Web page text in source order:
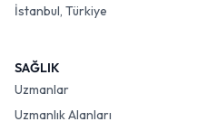
İstanbul, Türkiye
SAĞLIK
Uzmanlar
Uzmanlık Alanları